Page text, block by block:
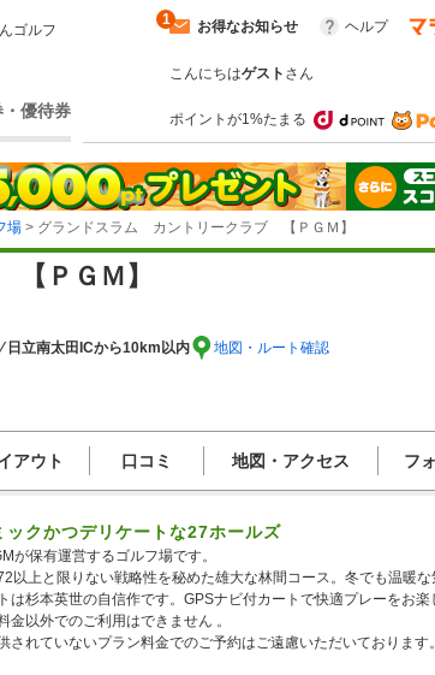
ゴルフ
優待券
お得なお知らせ
1 ヘルプ
こんにちはゲスト さん
ポイントが1%たまる
場 > グランドスラム カントリークラブ 【ＰＧＭ】
ＰＧＭ】
日立南太田ICから10km以内 地図・ルート確認
アウト 口コミ 地図・アクセス フ
クかつデリケートな27ホールズ
が保有運営するゴルフ場です。
以上と限りない戦略性を秘めた雄大な林間コース。冬でも温暖な
杉本英世の自信作です。GPSナビ付カートで快適プレーをお楽
以外でのご利用はできません 。
されていないプラン料金でのご予約はご遠慮いただいております